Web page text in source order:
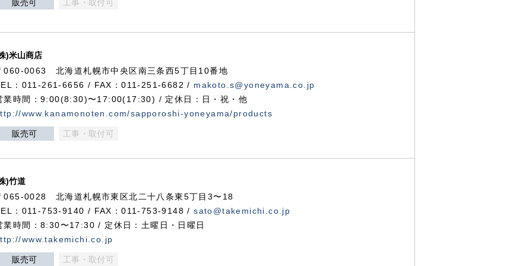
販売可 工事・取付可
)米山商店
060-0063 北海道札幌市中央区南三条西5丁目10番地
：011-261-6656 / FAX：011-251-6682 / makoto.s@yoneyama.co.jp
業時間：9:00(8:30)〜17:00(17:30) / 定休日：日・祝・他
www.kanamonoten.com/sapporoshi-yoneyama/products
販売可 工事・取付可
)竹道
065-0028 北海道札幌市東区北二十八条東5丁目3〜18
：011-753-9140 / FAX：011-753-9148 /sato@takemichi.co.jp
業時間：8:30〜17:30 / 定休日：土曜日・日曜日
www.takemichi.co.jp
販売可 工事・取付可